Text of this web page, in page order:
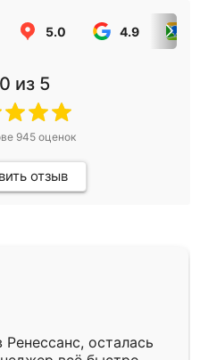
5.0 4.9
из 5
945оценок
отзыв
осталась